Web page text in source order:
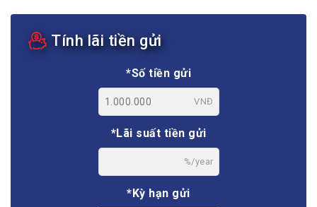
Tính lãi tiền gửi
*Số tiền gửi
VNĐ
*Lãi suất tiền gửi
%/year
*Kỳ hạn gửi